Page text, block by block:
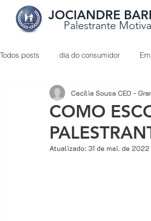
JOCIANDRE
Palestrante
Todos posts dia do consumidor
Liderança O Poder do Otimismo
Apresentação de proposta
COMO
Cecília Sousa CEO -
Atualizado: 31 de mai. de 2022